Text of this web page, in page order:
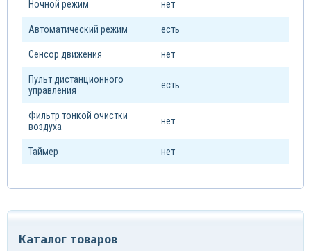
Ночной режим нет
Автоматический режим есть
Сенсор движения нет
Пульт дистанционного
управления
есть
Фильтр тонкой очистки
воздуха
нет
Таймер нет
Каталог товаров